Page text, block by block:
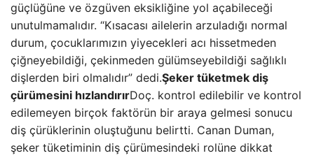
güçlüğüne ve özgüven eksikliğine yol açabileceği
unutulmamalıdır. “Kısacası ailelerin arzuladığı normal
durum, çocuklarımızın yiyecekleri acı hissetmeden
çiğneyebildiği, çekinmeden gülümseyebildiği sağlıklı
dişlerden biri olmalıdır” dedi.Şeker tüketmek diş
çürümesini hızlandırırDoç. kontrol edilebilir ve kontrol
edilemeyen birçok faktörün bir araya gelmesi sonucu
diş çürüklerinin oluştuğunu belirtti. Canan Duman,
şeker tüketiminin diş çürümesindeki rolüne dikkat